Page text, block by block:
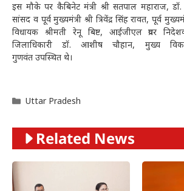
इस मौके पर कैबिनेट मंत्री श्री सतपाल महाराज, डॉ.
सांसद व पूर्व मुख्यमंत्री श्री त्रिवेंद्र सिंह रावत, पूर्व
विधायक श्रीमती रेनू बिष्ट, आईजीएल प्रवर
जिलाधिकारी डॉ. आशीष चौहान, मुख्य
गुणवंत उपस्थित थे।
Categories
Uttar Pradesh
Related News